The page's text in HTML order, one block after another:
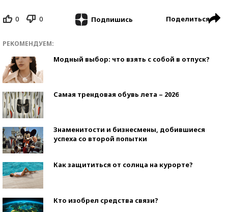
0 0 Подпишись Поделиться
РЕКОМЕНДУЕМ:
Модный выбор: что взять с собой в отпуск?
Самая трендовая обувь лета – 2026
Знаменитости и бизнесмены, добившиеся
успеха со второй попытки
Как защититься от солнца на курорте?
Кто изобрел средства связи?